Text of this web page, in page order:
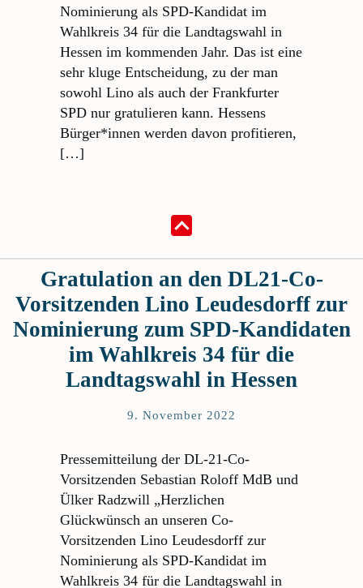
Nominierung als SPD-Kandidat im
Wahlkreis 34 für die Landtagswahl in
Hessen im kommenden Jahr. Das ist eine
sehr kluge Entscheidung, zu der man
sowohl Lino als auch der Frankfurter
SPD nur gratulieren kann. Hessens
Bürger*innen werden davon profitieren,
[…]
Gratulation an den DL21-Co-
Vorsitzenden Lino Leudesdorff zur
Nominierung zum SPD-Kandidaten
im Wahlkreis 34 für die
Landtagswahl in Hessen
9. November 2022
Pressemitteilung der DL-21-Co-
Vorsitzenden Sebastian Roloff MdB und
Ülker Radzwill „Herzlichen
Glückwünsch an unseren Co-
Vorsitzenden Lino Leudesdorff zur
Nominierung als SPD-Kandidat im
Wahlkreis 34 für die Landtagswahl in